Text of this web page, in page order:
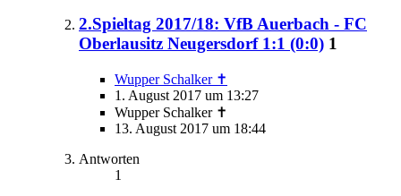
2.Spieltag 2017/18: VfB Auerbach - FC
Oberlausitz Neugersdorf 1:1 (0:0) 1
Wupper Schalker ✝
1. August 2017 um 13:27
Wupper Schalker ✝
13. August 2017 um 18:44
Antworten
1